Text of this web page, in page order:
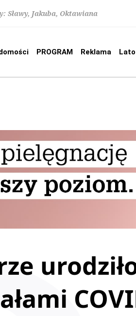
Sławy, Jakuba, Oktawiana
PROGRAM Reklama